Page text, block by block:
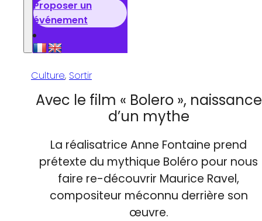
Proposer un
événement
Culture, Sortir
Avec le film « Bolero », naissance
d’un mythe
La réalisatrice Anne Fontaine prend
prétexte du mythique Boléro pour nous
faire re-découvrir Maurice Ravel,
compositeur méconnu derrière son
œuvre.